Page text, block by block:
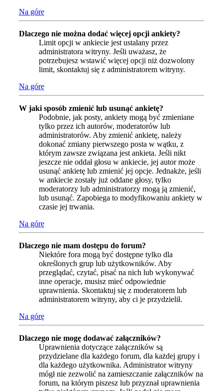
Na górę
Dlaczego nie można dodać więcej opcji ankiety?
Limit opcji w ankiecie jest ustalany przez
administratora witryny. Jeśli uważasz, że
potrzebujesz wstawić więcej opcji niż dozwolony
limit, skontaktuj się z administratorem witryny.
Na górę
W jaki sposób zmienić lub usunąć ankietę?
Podobnie, jak posty, ankiety mogą być zmieniane
tylko przez ich autorów, moderatorów lub
administratorów. Aby zmienić ankietę, należy
dokonać zmiany pierwszego posta w wątku, z
którym zawsze związana jest ankieta. Jeśli nikt
jeszcze nie oddał głosu w ankiecie, jej autor może
usunąć ankietę lub zmienić jej opcje. Jednakże, jeśli
w ankiecie zostały już oddane głosy, tylko
moderatorzy lub administratorzy mogą ją zmienić,
lub usunąć. Zapobiega to modyfikowaniu ankiety w
czasie jej trwania.
Na górę
Dlaczego nie mam dostępu do forum?
Niektóre fora mogą być dostępne tylko dla
określonych grup lub użytkowników. Aby
przeglądać, czytać, pisać na nich lub wykonywać
inne operacje, musisz mieć odpowiednie
uprawnienia. Skontaktuj się z moderatorem lub
administratorem witryny, aby ci je przydzielił.
Na górę
Dlaczego nie mogę dodawać załączników?
Uprawnienia dotyczące załączników są
przydzielane dla każdego forum, dla każdej grupy i
dla każdego użytkownika. Administrator witryny
mógł nie zezwolić na zamieszczanie załączników na
forum, na którym piszesz lub przyznał uprawnienia